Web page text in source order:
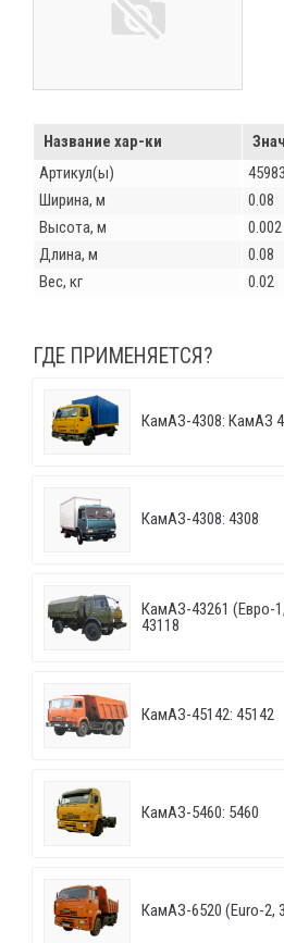
Название хар-ки
Артикул(ы)
Ширина, м
0.08
Высота, м
0.002
Длина, м
0.08
Вес, кг
0.02
ГДЕ ПРИМЕНЯЕТСЯ?
КамАЗ-4308: КамАЗ
КамАЗ-4308: 4308
КамАЗ-43261 (Евро-
43118
КамАЗ-45142: 45142
КамАЗ-5460: 5460
КамАЗ-6520 (Euro-2,